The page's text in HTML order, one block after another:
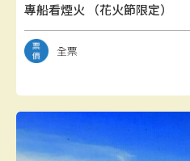
專船看煙火 （花火節限定）
全票